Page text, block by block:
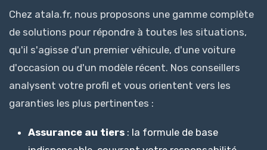
Chez atala.fr, nous proposons une gamme complète
de solutions pour répondre à toutes les situations,
qu'il s'agisse d'un premier véhicule, d'une voiture
d'occasion ou d'un modèle récent. Nos conseillers
analysent votre profil et vous orientent vers les
garanties les plus pertinentes :
Assurance au tiers : la formule de base